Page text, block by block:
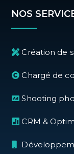
NOS
Création de
Chargé de
Shooting
CRM &